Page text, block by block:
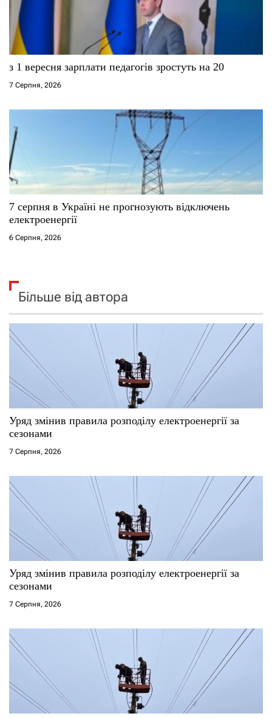
з 1 вересня зарплати педагогів зростуть на 20
7 Серпня, 2026
7 серпня в Україні не прогнозують відключень
електроенергії
6 Серпня, 2026
Більше від автора
Уряд змінив правила розподілу електроенергії за
сезонами
7 Серпня, 2026
Уряд змінив правила розподілу електроенергії за
сезонами
7 Серпня, 2026